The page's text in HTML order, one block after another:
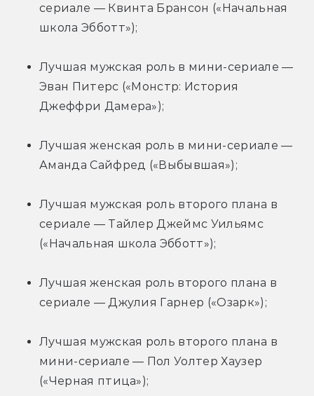
сериале — Квинта Брансон («Начальная
школа Эбботт»);
Лучшая мужская роль в мини-сериале —
Эван Питерс («Монстр: История
Джеффри Дамера»);
Лучшая женская роль в мини-сериале —
Аманда Сайфред («Выбывшая»);
Лучшая мужская роль второго плана в
сериале — Тайлер Джеймс Уильямс
(«Начальная школа Эбботт»);
Лучшая женская роль второго плана в
сериале — Джулия Гарнер («Озарк»);
Лучшая мужская роль второго плана в
мини-сериале — Пол Уолтер Хаузер
(«Черная птица»);